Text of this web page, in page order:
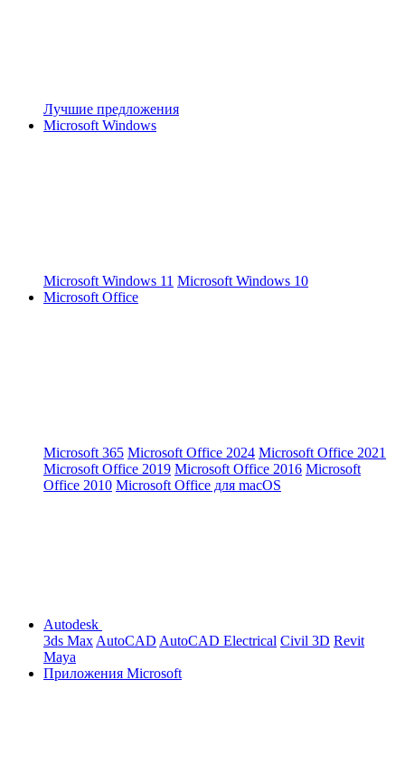
Лучшие предложения
Microsoft Windows
Microsoft Windows 11 Microsoft Windows 10
Microsoft Office
Microsoft 365 Microsoft Office 2024 Microsoft Office 2021
Microsoft Office 2019 Microsoft Office 2016 Microsoft
Office 2010 Microsoft Office для macOS
Autodesk
3ds Max AutoCAD AutoCAD Electrical Civil 3D Revit
Maya
Приложения Microsoft